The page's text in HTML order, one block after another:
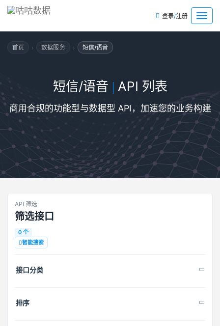
菜
单
登录/注册
首页 › 数据服务 › 短信/语音
短信/语音 | API 列表
商用合规的功能型与数据型 API，加速您的业务构建
API 筛选
筛选接口
0 个
智能搜索
接口分类
排序